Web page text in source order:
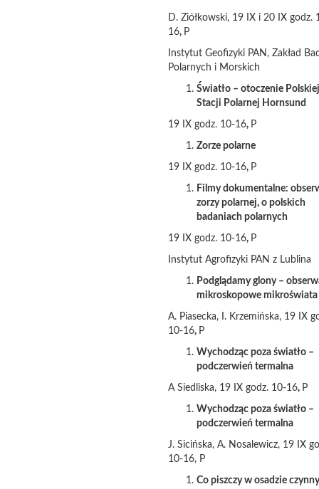
D. Ziółkowski, 19 IX i 20 IX godz.
16, P
Instytut Geofizyki PAN, Zakład
Polarnych i Morskich
Światło – otoczenie Polskiej
Stacji Polarnej Hornsund
19 IX godz. 10-16, P
Zorze polarne
19 IX godz. 10-16, P
Filmy dokumentalne:
zorzy polarnej, o polskich
badaniach polarnych
19 IX godz. 10-16, P
Instytut Agrofizyki PAN z Lublina
Podglądamy glony –
mikroskopowe mikroświata
A. Piasecka, I. Krzemińska, 19 IX
10-16, P
Wychodząc poza światło –
podczerwień termalna
A Siedliska, 19 IX godz. 10-16, P
Wychodząc poza światło –
podczerwień termalna
J. Sicińska, A. Nosalewicz, 19 IX
10-16, P
Co piszczy w osadzie